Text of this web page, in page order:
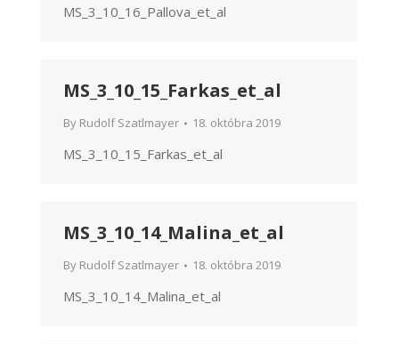
MS_3_10_16_Pallova_et_al
MS_3_10_15_Farkas_et_al
By Rudolf Szatlmayer 18. októbra 2019
MS_3_10_15_Farkas_et_al
MS_3_10_14_Malina_et_al
By Rudolf Szatlmayer 18. októbra 2019
MS_3_10_14_Malina_et_al